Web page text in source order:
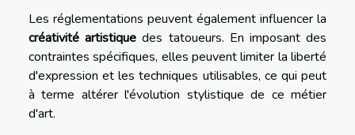
Les réglementations peuvent également influencer la
créativité artistique des tatoueurs. En imposant des
contraintes spécifiques, elles peuvent limiter la liberté
d'expression et les techniques utilisables, ce qui peut
à terme altérer l'évolution stylistique de ce métier
d'art.